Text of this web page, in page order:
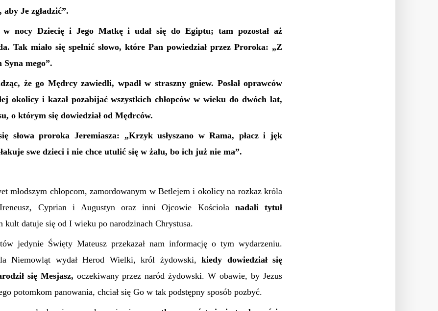
aby Je zgładzić”.
w nocy Dziecię i Jego Matkę i udał się do Egiptu; tam pozostał aż
Tak miało się spełnić słowo, które Pan powiedział przez Proroka: „Z
Syna mego”.
że go Mędrcy zawiedli, wpadł w straszny gniew. Posłał oprawców
okolicy i kazał pozabijać wszystkich chłopców w wieku do dwóch lat,
o którym się dowiedział od Mędrców.
słowa proroka Jeremiasza: „Krzyk usłyszano w Rama, płacz i jęk
swe dzieci i nie chce utulić się w żalu, bo ich już nie ma”.
młodszym chłopcom, zamordowanym w Betlejem i okolicy na rozkaz króla
Cyprian i Augustyn oraz inni Ojcowie Kościoła nadali tytuł
kult datuje się od I wieku po narodzinach Chrystusa.
jedynie Święty Mateusz przekazał nam informację o tym wydarzeniu.
Niemowląt wydał Herod Wielki, król żydowski,kiedy dowiedział się
się Mesjasz, oczekiwany przez naród żydowski.W obawie, by Jezus
potomkom panowania, chciał się Go w tak podstępny sposób pozbyć.